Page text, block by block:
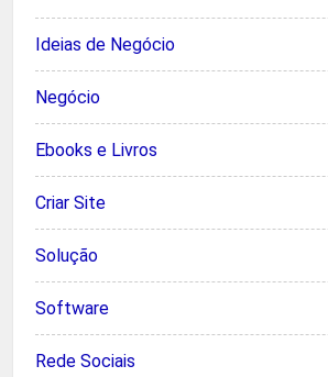
Ideias de Negócio
Negócio
Ebooks e Livros
Criar Site
Solução
Software
Rede Sociais